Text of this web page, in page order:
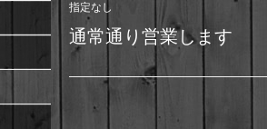
指定なし
通常通り営業します